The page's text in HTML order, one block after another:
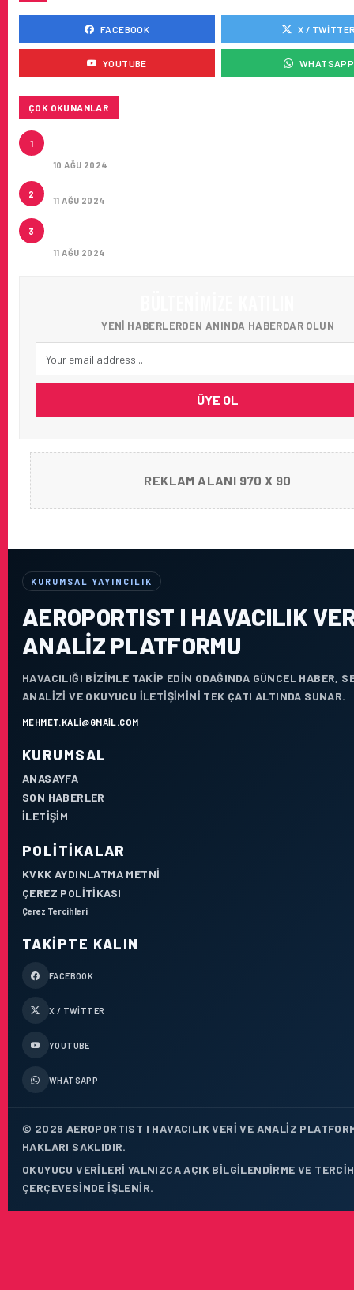
FACEBOOK X /
YOUTUBE WHATSAPP
ÇOK OKUNANLAR
1
10 AĞU 2024
2
11 AĞU 2024
3
11 AĞU 2024
YENI HABERLERDEN ANINDA HABERDAR OLUN
ÜYE OL
REKLAM ALANI 970 X 90
KURUMSAL YAYINCILIK
AEROPORTIST I HAVACILIK
ANALIZ PLATFORMU
HAVACILIĞI BIZIMLE TAKIP EDIN ODAĞINDA GÜNCEL HABER,
ANALIZI VE OKUYUCU ILETIŞIMINI TEK ÇATI ALTINDA SUNAR.
MEHMET.KALI@GMAIL.COM
KURUMSAL
ANASAYFA
SON HABERLER
İLETIŞIM
POLITIKALAR
KVKK AYDINLATMA METNI
ÇEREZ POLITIKASI
Çerez Tercihleri
TAKIPTE KALIN
FACEBOOK
X / TWITTER
YOUTUBE
WHATSAPP
© 2026 AEROPORTIST I HAVACILIK VERI VE ANALIZ
HAKLARI SAKLIDIR.
OKUYUCU VERILERI YALNIZCA AÇIK BILGILENDIRME VE
ÇERÇEVESINDE IŞLENIR.